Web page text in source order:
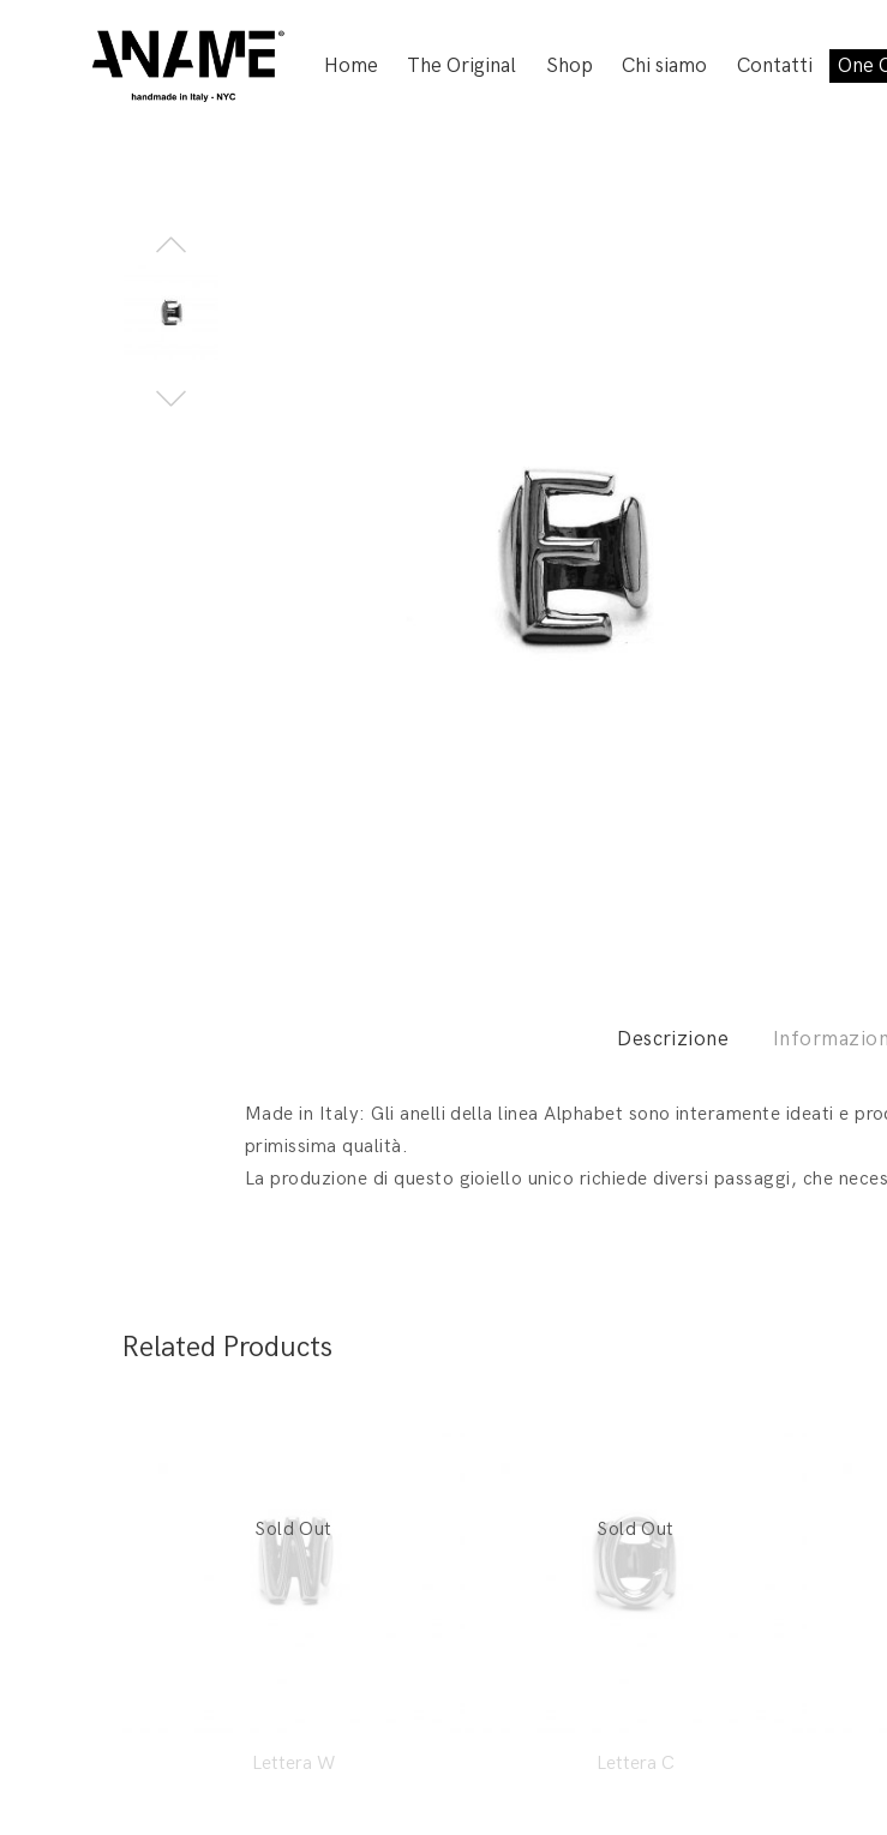
Home The Original Shop Chi siamo Contatti One
Descrizione
Made in Italy: Gli anelli della linea Alphabet sono interamente ideati e
primissima qualità.
La produzione di questo gioiello unico richiede diversi passaggi, che
Related Products
Lettera W Lettera C